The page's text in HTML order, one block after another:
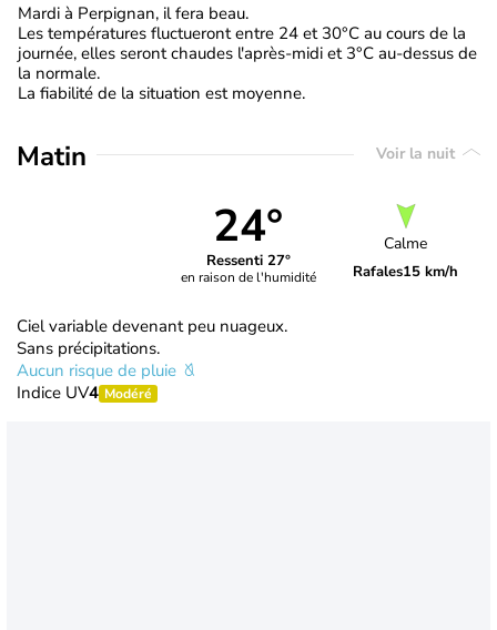
Mardi à Perpignan, il fera beau.
Les températures fluctueront entre 24 et 30°C au cours de la
journée, elles seront chaudes l'après-midi et 3°C au-dessus de
la normale.
La fiabilité de la situation est moyenne.
Matin Voir la nuit
24°
Ressenti 27°
en raison de l'humidité
Calme
Rafales15 km/h
Ciel variable devenant peu nuageux.
Sans précipitations.
Aucun risque de pluie
Indice UV4 Modéré